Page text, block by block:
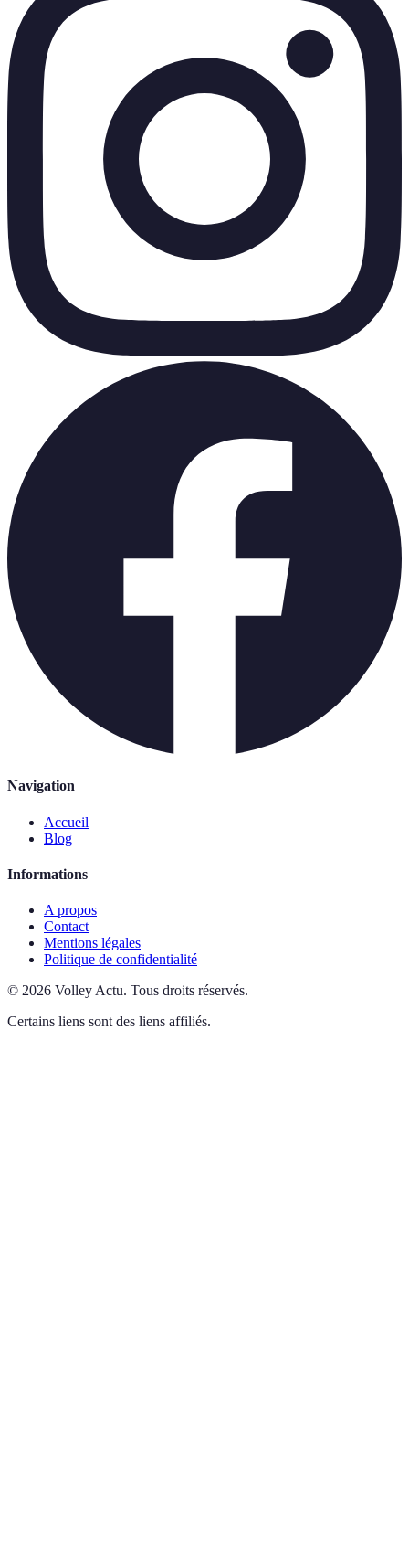
Navigation
Accueil
Blog
Informations
A propos
Contact
Mentions légales
Politique de confidentialité
© 2026 Volley Actu. Tous droits réservés.
Certains liens sont des liens affiliés.